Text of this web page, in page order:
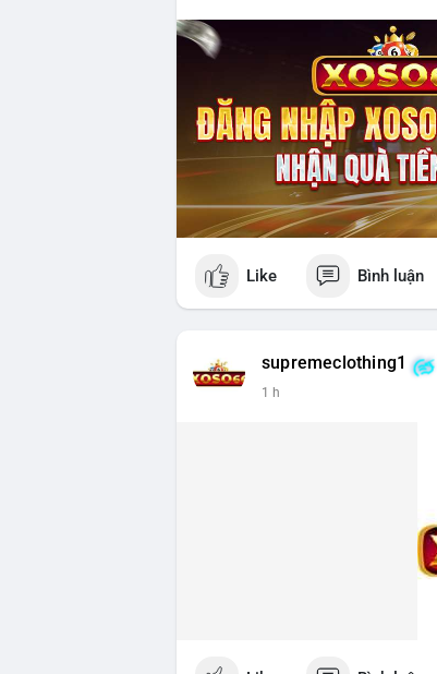
Like Bình luận
supremeclothing1
1 h